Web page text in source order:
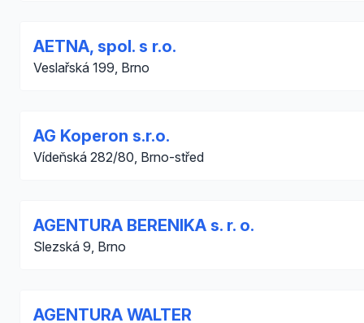
AETNA, spol. s r.o.
Veslařská 199, Brno
AG Koperon s.r.o.
Vídeňská 282/80, Brno-střed
AGENTURA BERENIKA s. r. o.
Slezská 9, Brno
AGENTURA WALTER